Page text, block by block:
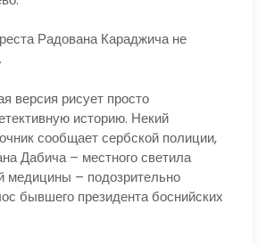
Радована Караджича не
рисует просто
историю. Некий
сообщает сербской полиции,
Дабича – местного светила
медицины – подозрительно
бывшего президента боснийских